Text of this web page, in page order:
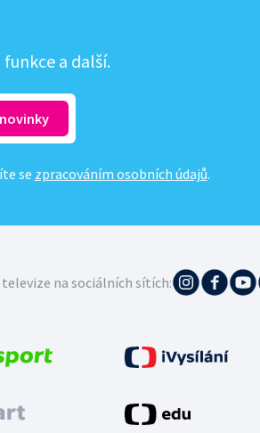
a další.
se zpracováním osobních údajů.